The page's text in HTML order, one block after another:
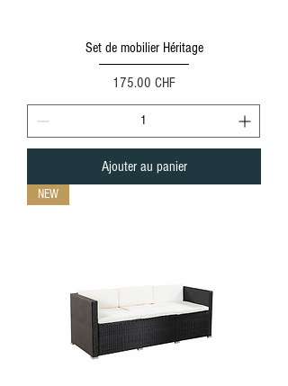
Set de mobilier Héritage
Prix
175.00 CHF
Ajouter au panier
NEW